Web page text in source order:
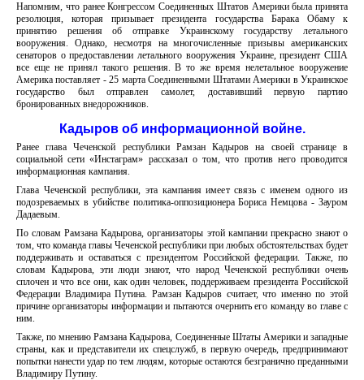
Напомним, что ранее Конгрессом Соединенных Штатов Америки была принята
резолюция, которая призывает президента государства Барака Обаму к
принятию решения об отправке Украинскому государству летального
вооружения. Однако, несмотря на многочисленные призывы американских
сенаторов о предоставлении летального вооружения Украине, президент США
все еще не принял такого решения. В то же время нелетальное вооружение
Америка поставляет - 25 марта Соединенными Штатами Америки в Украинское
государство был отправлен самолет, доставивший первую партию
бронированных внедорожников.
Кадыров об информационной войне.
Ранее глава Чеченской республики Рамзан Кадыров на своей странице в
социальной сети «Инстаграм» рассказал о том, что против него проводится
информационная кампания.
Глава Чеченской республики, эта кампания имеет связь с именем одного из
подозреваемых в убийстве политика-оппозиционера Бориса Немцова - Зауром
Дадаевым.
По словам Рамзана Кадырова, организаторы этой кампании прекрасно знают о
том, что команда главы Чеченской республики при любых обстоятельствах будет
поддерживать и оставаться с президентом Российской федерации. Также, по
словам Кадырова, эти люди знают, что народ Чеченской республики очень
сплочен и что все они, как один человек, поддерживаем президента Российской
Федерации Владимира Путина. Рамзан Кадыров считает, что именно по этой
причине организаторы информации и пытаются очернить его команду во главе с
ним.
Также, по мнению Рамзана Кадырова, Соединенные Штаты Америки и западные
страны, как и представители их спецслужб, в первую очередь, предпринимают
попытки нанести удар по тем людям, которые остаются безгранично преданными
Владимиру Путину.